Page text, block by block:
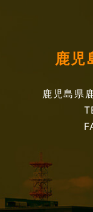
鹿児
鹿児島県